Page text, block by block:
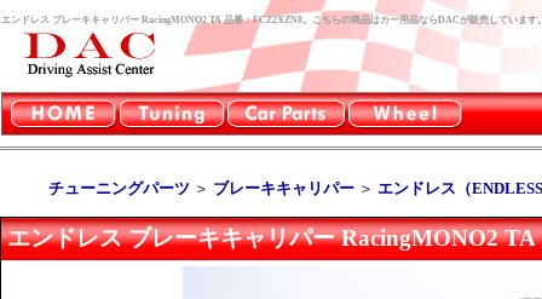
エンドレス ブレーキキャリパー RacingMONO2 TA 品番：FCZ2XZN8。こちらの商品はカー用品ならDACが販売しています
チューニングパーツ ＞ ブレーキキャリパー ＞ エンドレス（
エンドレス ブレーキキャリパー RacingMONO2